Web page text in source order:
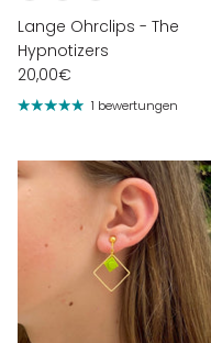
Lange Ohrclips - The
Hypnotizers
20,00€
1 bewertungen